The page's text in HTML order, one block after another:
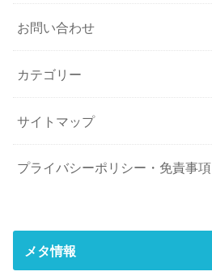
お問い合わせ
カテゴリー
サイトマップ
プライバシーポリシー・免責事項
メタ情報